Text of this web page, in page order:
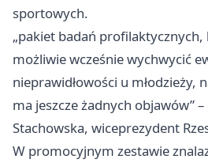
sportowych.
„pakiet badań
możliwie wcześnie wychwycić
nieprawidłowości u młodzieży,
ma jeszcze żadnych objawów”
Stachowska, wiceprezydent
W promocyjnym zestawie